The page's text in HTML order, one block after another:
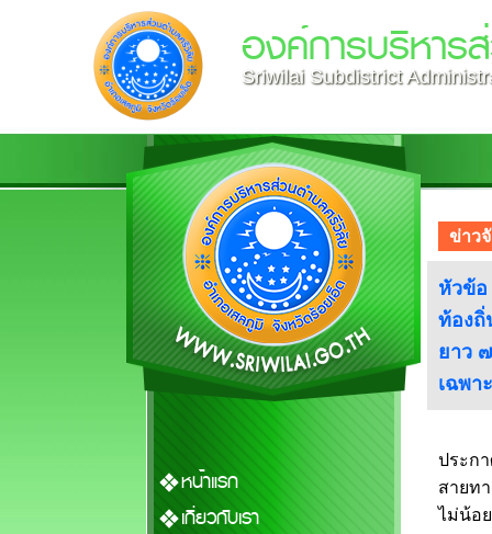
องค์การบริหาร
Sriwilai Subdistrict
หน้าแรก
เกี่ยวกับเรา
ข่าว
หัวข้อ
ท้องถิ่
ยาว
เฉพา
ประก
สายท
ไม่น้อ